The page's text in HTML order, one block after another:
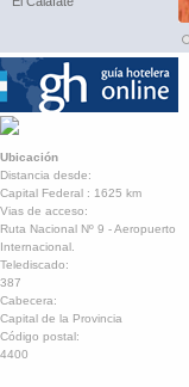
Ubicación
Distancia desde:
Capital Federal : 1625 km
Vias de acceso:
Ruta Nacional Nº 9 - Aeropuerto
Internacional.
Telediscado:
387
Cabecera:
Capital de la Provincia
Código postal:
4400